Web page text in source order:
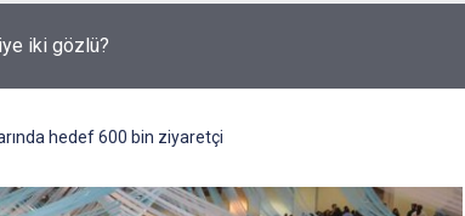
derslerde başarısızlığa yol açıyor
hedef 600 bin ziyaretçi